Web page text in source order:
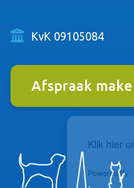
Klik hier
Powered By
KvK 09105084
Afspraak